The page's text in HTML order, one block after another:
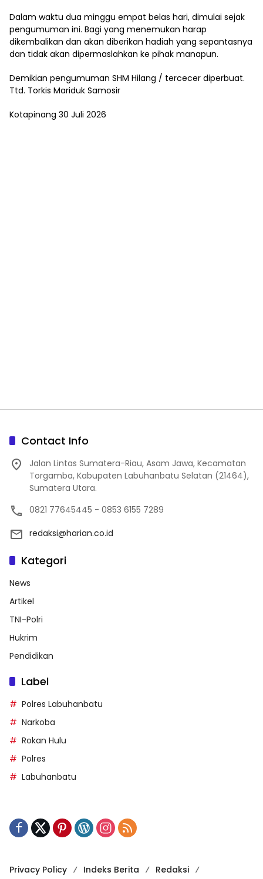
Dalam waktu dua minggu empat belas hari, dimulai sejak
pengumuman ini. Bagi yang menemukan harap
dikembalikan dan akan diberikan hadiah yang sepantasnya
dan tidak akan dipermaslahkan ke pihak manapun.
Demikian pengumuman SHM Hilang / tercecer diperbuat.
Ttd. Torkis Mariduk Samosir
Kotapinang 30 Juli 2026
Contact Info
Jalan Lintas Sumatera-Riau, Asam Jawa, Kecamatan
Torgamba, Kabupaten Labuhanbatu Selatan (21464),
Sumatera Utara.
0821 77645445 - 0853 6155 7289
redaksi@harian.co.id
Kategori
News
Artikel
TNI-Polri
Hukrim
Pendidikan
Label
Polres Labuhanbatu
Narkoba
Rokan Hulu
Polres
Labuhanbatu
Privacy Policy Indeks Berita Redaksi